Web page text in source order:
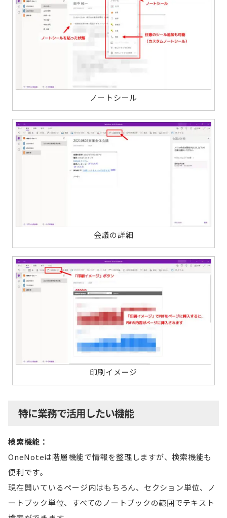
ノートシール
会議の詳細
印刷イメージ
特に業務で活用したい機能
検索機能：
OneNoteは階層機能で情報を整理しますが、検索機能も
便利です。
現在開いているページ内はもちろん、セクション単位、ノ
ートブック単位、すべてのノートブックの範囲でテキスト